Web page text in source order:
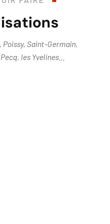
Poissy, Saint-Germain,
les Yvelines…